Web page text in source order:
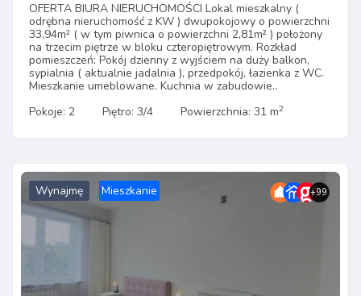
OFERTA BIURA NIERUCHOMOŚCI Lokal mieszkalny (
odrębna nieruchomość z KW ) dwupokojowy o powierzchni
33,94m² ( w tym piwnica o powierzchni 2,81m² ) położony
na trzecim piętrze w bloku czteropiętrowym. Rozkład
pomieszczeń: Pokój dzienny z wyjściem na duży balkon,
sypialnia ( aktualnie jadalnia ), przedpokój, łazienka z WC.
Mieszkanie umeblowane. Kuchnia w zabudowie..
Pokoje: 2
Piętro: 3/4 Powierzchnia: 31 m2
Wynajmę Mieszkanie +99